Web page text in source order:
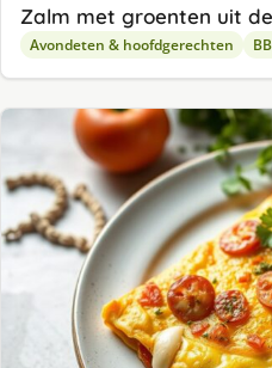
Zalm met groenten uit
Avondeten & hoofdgerechten